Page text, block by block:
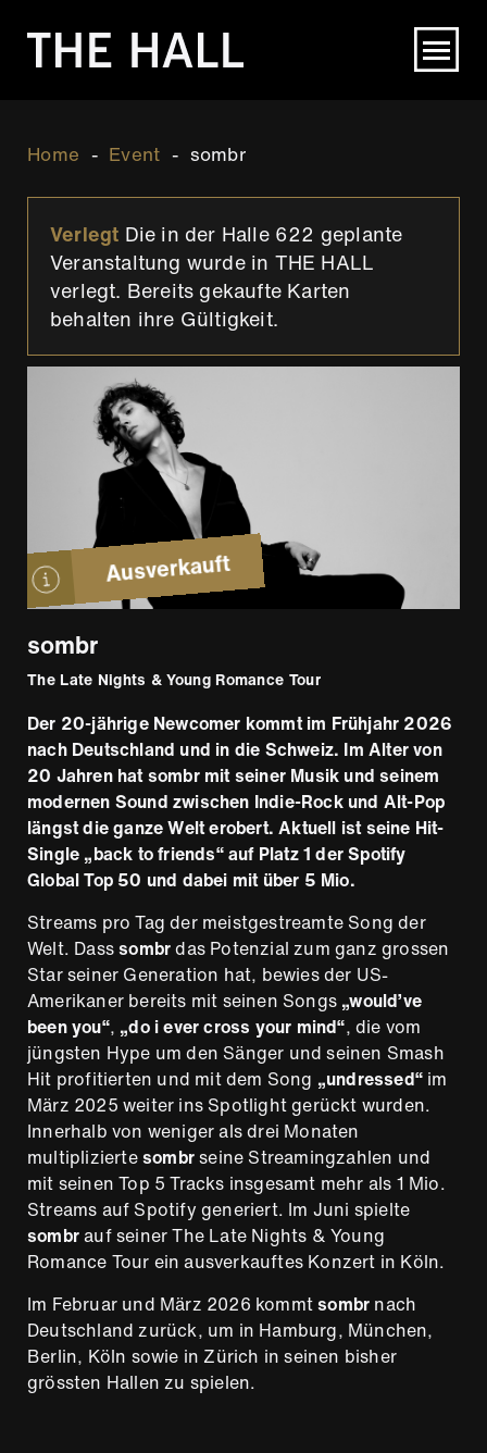
zum
Breadcrumb
Home Event sombr
Verlegt Die in der Halle 622 geplante
Veranstaltung wurde in THE HALL
verlegt. Bereits gekaufte Karten
behalten ihre Gültigkeit.
Ausverkauft
sombr
The Late Nights & Young Romance Tour
Der 20-jährige Newcomer kommt im Frühjahr 2026
nach Deutschland und in die Schweiz. Im Alter von
20 Jahren hat sombr mit seiner Musik und seinem
modernen Sound zwischen Indie-Rock und Alt-Pop
längst die ganze Welt erobert. Aktuell ist seine Hit-
Single „back to friends“ auf Platz 1 der Spotify
Global Top 50 und dabei mit über 5 Mio.
Streams pro Tag der meistgestreamte Song der
Welt. Dasssombrdas Potenzial zum ganz grossen
Star seiner Generation hat, bewies der US-
Amerikaner bereits mit seinen Songs „would’ve
been you“, „do i ever cross your mind“, die vom
jüngsten Hype um den Sänger und seinen Smash
Hit profitierten und mit dem Song „undressed“ im
März 2025 weiter ins Spotlight gerückt wurden.
Innerhalb von weniger als drei Monaten
multipliziertesombrseine Streamingzahlen und
mit seinen Top 5 Tracks insgesamt mehr als 1 Mio.
Streams auf Spotify generiert. Im Juni spielte
sombrauf seinerThe Late Nights & Young
Romance Tour ein ausverkauftes Konzert in Köln.
Im Februar und März 2026 kommtsombr nach
Deutschland zurück, um in Hamburg, München,
Berlin, Köln sowie in Zürich in seinen bisher
grössten Hallen zu spielen.